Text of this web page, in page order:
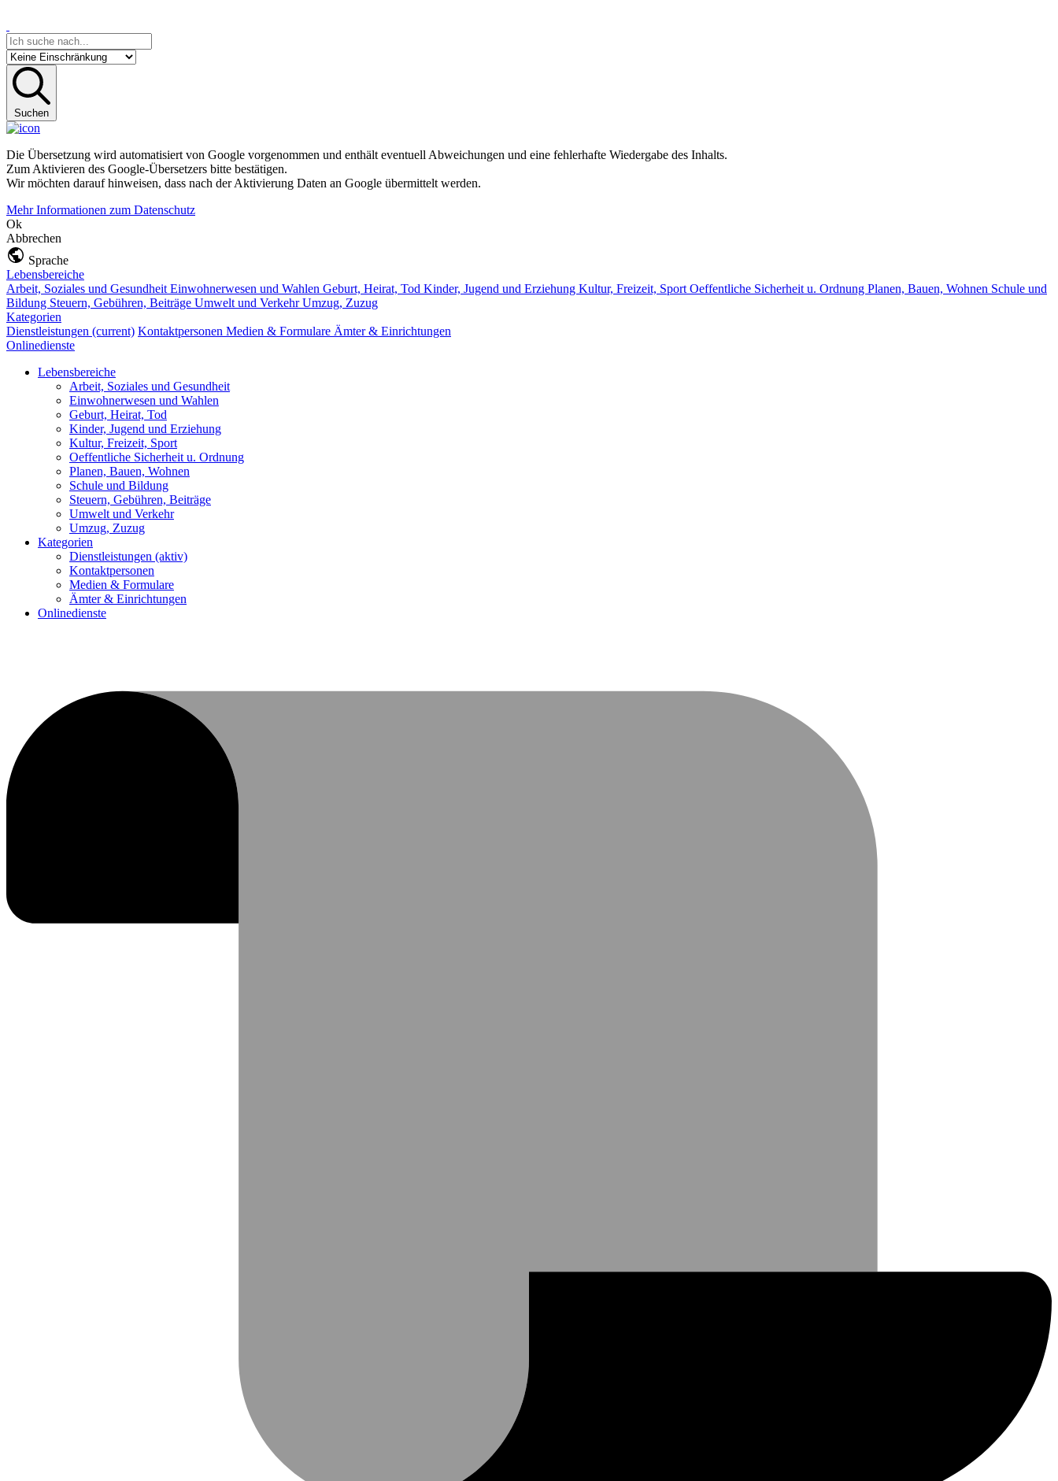
Suchen
Die Übersetzung wird automatisiert von Google vorgenommen und enthält eventuell Abweichungen und eine fehlerhafte Wiedergabe des Inhalts.
Zum Aktivieren des Google-Übersetzers bitte bestätigen.
Wir möchten darauf hinweisen, dass nach der Aktivierung Daten an Google übermittelt werden.
Mehr Informationen zum Datenschutz
Ok
Abbrechen
Sprache
Lebensbereiche
Arbeit, Soziales und Gesundheit Einwohnerwesen und Wahlen Geburt, Heirat, Tod Kinder, Jugend und Erziehung Kultur, Freizeit, Sport Oeffentliche Sicherheit u. Ordnung Planen, Bauen, Wohnen Schule und
Bildung Steuern, Gebühren, Beiträge Umwelt und VerkehrUmzug, Zuzug
Kategorien
Dienstleistungen (current) Kontaktpersonen Medien & Formulare Ämter & Einrichtungen
Onlinedienste
Lebensbereiche
Arbeit, Soziales und Gesundheit
Einwohnerwesen und Wahlen
Geburt, Heirat, Tod
Kinder, Jugend und Erziehung
Kultur, Freizeit, Sport
Oeffentliche Sicherheit u. Ordnung
Planen, Bauen, Wohnen
Schule und Bildung
Steuern, Gebühren, Beiträge
Umwelt und Verkehr
Umzug, Zuzug
Kategorien
Dienstleistungen (aktiv)
Kontaktpersonen
Medien & Formulare
Ämter & Einrichtungen
Onlinedienste